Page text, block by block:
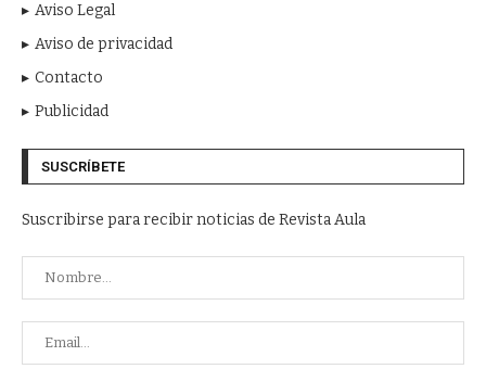
Aviso Legal
Aviso de privacidad
Contacto
Publicidad
SUSCRÍBETE
Suscribirse para recibir noticias de Revista Aula